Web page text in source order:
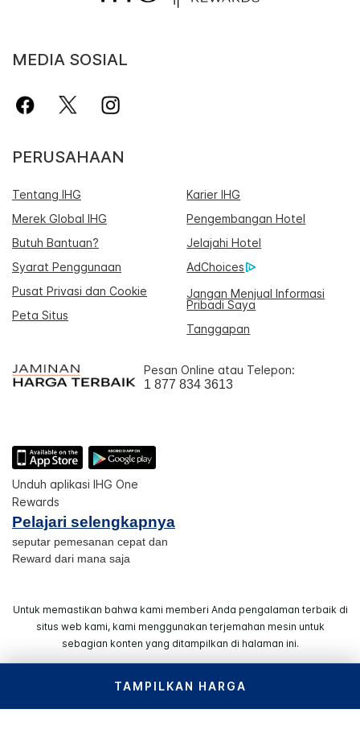
TAMPILKAN HARGA
MEDIA SOSIAL
PERUSAHAAN
Tentang IHG
Karier IHG
Merek Global IHG
Pengembangan Hotel
Butuh Bantuan?
Jelajahi Hotel
Syarat Penggunaan
AdChoices
Pusat Privasi dan Cookie
Jangan Menjual Informasi
Pribadi Saya
Peta Situs
Tanggapan
Pesan Online atau Telepon:
1 877 834 3613
Unduh aplikasi IHG One
Rewards
Pelajari selengkapnya
seputar pemesanan cepat dan
Reward dari mana saja
Untuk memastikan bahwa kami memberi Anda pengalaman terbaik di
situs web kami, kami menggunakan terjemahan mesin untuk
sebagian konten yang ditampilkan di halaman ini.